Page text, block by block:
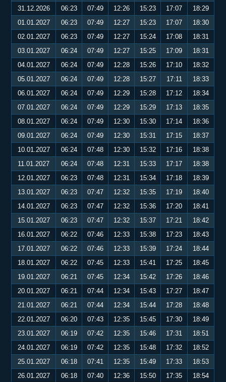
31.12.2026
06:23 07:49 12:26 15:23 17:07
18:29
01.01.2027
06:23 07:49 12:27 15:23 17:07
18:30
02.01.2027
06:23 07:49 12:27 15:24 17:08
18:31
03.01.2027
06:24 07:49 12:27 15:25 17:09
18:31
04.01.2027
06:24 07:49 12:28 15:26 17:10
18:32
05.01.2027
06:24 07:49 12:28 15:27 17:11
18:33
06.01.2027
06:24 07:49 12:29 15:28 17:12
18:34
07.01.2027
06:24 07:49 12:29 15:29 17:13
18:35
08.01.2027
06:24 07:49 12:30 15:30 17:14
18:36
09.01.2027
06:24 07:49 12:30 15:31 17:15
18:37
10.01.2027
06:24 07:48 12:30 15:32 17:16
18:38
11.01.2027
06:24 07:48 12:31 15:33 17:17
18:38
12.01.2027
06:23 07:48 12:31 15:34 17:18
18:39
13.01.2027
06:23 07:47 12:32 15:35 17:19
18:40
14.01.2027
06:23 07:47 12:32 15:36 17:20
18:41
15.01.2027
06:23 07:47 12:32 15:37 17:21
18:42
16.01.2027
06:22 07:46 12:33 15:38 17:23
18:43
17.01.2027
06:22 07:46 12:33 15:39 17:24
18:44
18.01.2027
06:22 07:45 12:33 15:41 17:25
18:45
19.01.2027
06:21 07:45 12:34 15:42 17:26
18:46
20.01.2027
06:21 07:44 12:34 15:43 17:27
18:47
21.01.2027
06:21 07:44 12:34 15:44 17:28
18:48
22.01.2027
06:20 07:43 12:35 15:45 17:30
18:49
23.01.2027
06:19 07:42 12:35 15:46 17:31
18:51
24.01.2027
06:19 07:42 12:35 15:48 17:32
18:52
25.01.2027
06:18 07:41 12:35 15:49 17:33
18:53
26.01.2027
06:18 07:40 12:36 15:50 17:35
18:54